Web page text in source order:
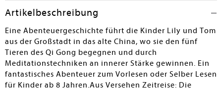
Artikelbeschreibung
Eine Abenteuergeschichte führt die Kinder Lily und Tom
aus der Großstadt in das alte China, wo sie den fünf
Tieren des Qi Gong begegnen und durch
Meditationstechniken an innerer Stärke gewinnen. Ein
fantastisches Abenteuer zum Vorlesen oder Selber Lesen
für Kinder ab 8 Jahren.Aus Versehen Zeitreise: Die